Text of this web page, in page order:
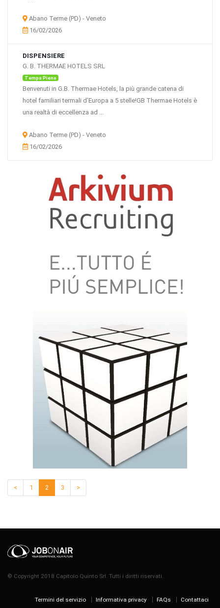
Abano Terme (PD) - Veneto
16/02/2026
DISPENSIERE
G. B. THERMAE HOTELS SRL
Tempo Pieno
Benvenuti in G.B. Thermae Hotels, la più grande catena di
hotel familiari termali d’Europa a 5 stelle!GB Thermae Hotels è
una realtà di eccellenza ad ...
Abano Terme (PD) - Veneto
16/02/2026
< 1 2 3 >
© Copyright 2018 Capitolo Quinto Srl. Tutti i diritti riservati.
Termini del servizio Informativa privacy FAQs Contattaci